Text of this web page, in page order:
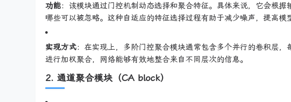
功能：该模块通过门控机制动态选择和聚合特征。具体来说，它会根据
哪些可以被忽略。这种自适应的特征选择过程有助于减少噪声，提高模
实现方式：在实现上，多阶门控聚合模块通常包含多个并行的卷积层
进行加权聚合，网络能够有效地整合来自不同层次的信息。
2. 通道聚合模块（CA block）